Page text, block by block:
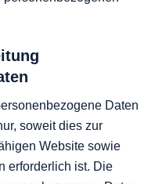
Daten
soweit dies zur
Website sowie
erforderlich ist. Die